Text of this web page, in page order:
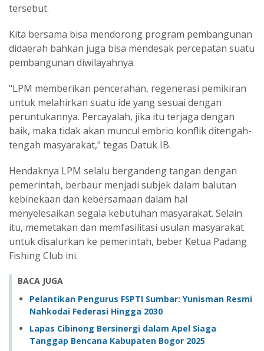
tersebut.
Kita bersama bisa mendorong program pembangunan
didaerah bahkan juga bisa mendesak percepatan suatu
pembangunan diwilayahnya.
"LPM memberikan pencerahan, regenerasi pemikiran
untuk melahirkan suatu ide yang sesuai dengan
peruntukannya. Percayalah, jika itu terjaga dengan
baik, maka tidak akan muncul embrio konflik ditengah-
tengah masyarakat," tegas Datuk IB.
Hendaknya LPM selalu bergandeng tangan dengan
pemerintah, berbaur menjadi subjek dalam balutan
kebinekaan dan kebersamaan dalam hal
menyelesaikan segala kebutuhan masyarakat. Selain
itu, memetakan dan memfasilitasi usulan masyarakat
untuk disalurkan ke pemerintah, beber Ketua Padang
Fishing Club ini.
BACA JUGA
Pelantikan Pengurus FSPTI Sumbar: Yunisman Resmi
Nahkodai Federasi Hingga 2030
Lapas Cibinong Bersinergi dalam Apel Siaga
Tanggap Bencana Kabupaten Bogor 2025